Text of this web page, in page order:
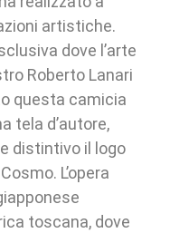
artistiche.
dove l’arte
Roberto Lanari
questa camicia
tela d’autore,
distintivo il logo
L’opera
toscana, dove